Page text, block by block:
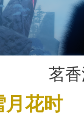
茗
月花时